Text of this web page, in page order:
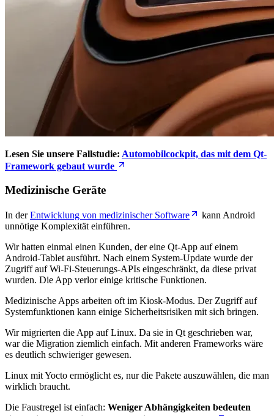
Lesen Sie unsere Fallstudie: Automobilcockpit, das mit dem Qt-
Framework gebaut wurde
Medizinische Geräte
In derEntwicklung von medizinischer Software
kann Android
unnötige Komplexität einführen.
Wir hatten einmal einen Kunden, der eine Qt-App auf einem
Android-Tablet ausführt. Nach einem System-Update wurde der
Zugriff auf Wi-Fi-Steuerungs-APIs eingeschränkt, da diese privat
wurden. Die App verlor einige kritische Funktionen.
Medizinische Apps arbeiten oft im Kiosk-Modus. Der Zugriff auf
Systemfunktionen kann einige Sicherheitsrisiken mit sich bringen.
Wir migrierten die App auf Linux. Da sie in Qt geschrieben war,
war die Migration ziemlich einfach. Mit anderen Frameworks wäre
es deutlich schwieriger gewesen.
Linux mit Yocto ermöglicht es, nur die Pakete auszuwählen, die man
wirklich braucht.
Die Faustregel ist einfach: Weniger Abhängigkeiten bedeuten